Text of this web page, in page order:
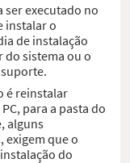
executado no
instalar o
de instalação
sistema ou o
é reinstalar
para a pasta do
alguns
exigem que o
do